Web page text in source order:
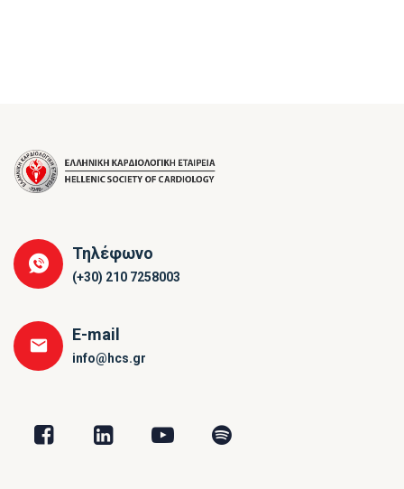
Τηλέφωνο
(+30) 210 7258003
E-mail
info@hcs.gr